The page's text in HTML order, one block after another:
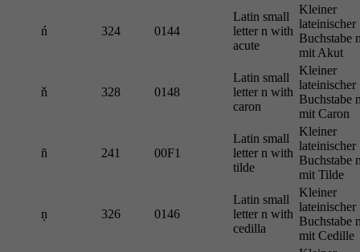
ń 324 0144
Latin small
letter n with
acute
Kleiner
lateinischer
Buchstabe
mit Akut
ň 328 0148
Latin small
letter n with
caron
Kleiner
lateinischer
Buchstabe
mit Caron
ñ 241 00F1
Latin small
letter n with
tilde
Kleiner
lateinischer
Buchstabe
mit Tilde
ņ 326 0146
Latin small
letter n with
cedilla
Kleiner
lateinischer
Buchstabe
mit Cedille